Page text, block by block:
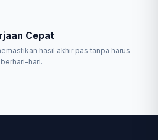
Cepat
hasil akhir pas tanpa harus
hari.